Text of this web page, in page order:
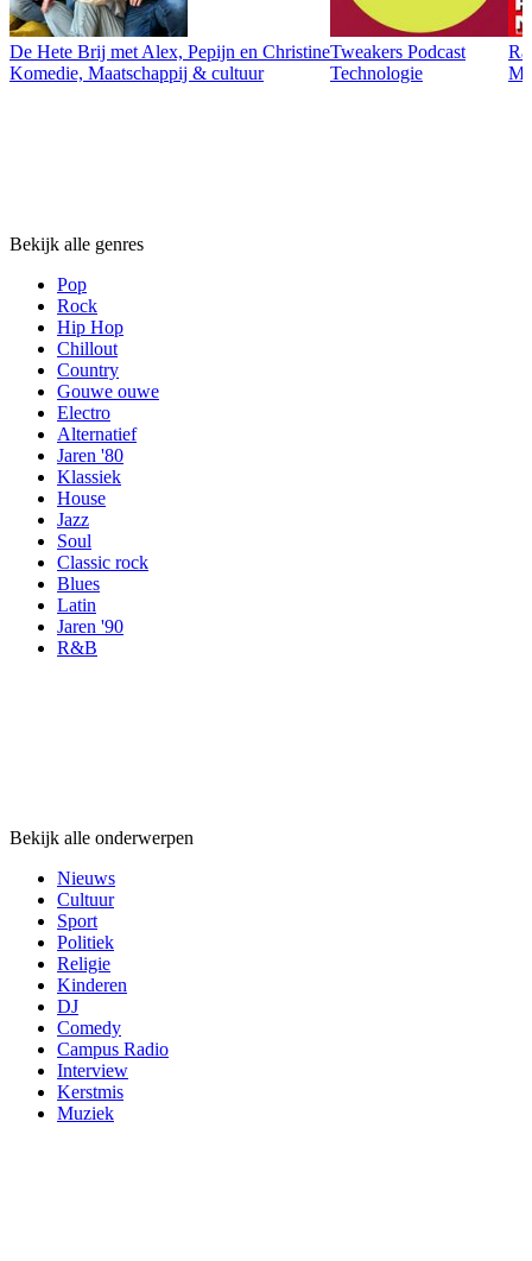
De Hete Brij met Alex, Pepijn en Christine
Komedie, Maatschappij & cultuur
Tweakers Podcast
Technologie
Bekijk alle genres
Pop
Rock
Hip Hop
Chillout
Country
Gouwe ouwe
Electro
Alternatief
Jaren '80
Klassiek
House
Jazz
Soul
Classic rock
Blues
Latin
Jaren '90
R&B
Bekijk alle onderwerpen
Nieuws
Cultuur
Sport
Politiek
Religie
Kinderen
DJ
Comedy
Campus Radio
Interview
Kerstmis
Muziek